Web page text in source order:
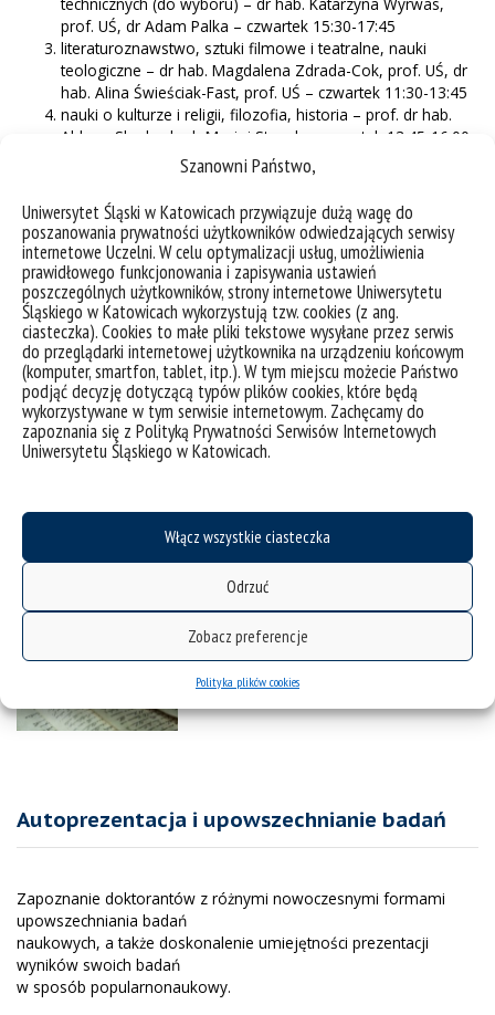
Szanowni Państwo,
Uniwersytet Śląski w Katowicach przywiązuje dużą wagę do
poszanowania prywatności użytkowników odwiedzających serwisy
internetowe Uczelni. W celu optymalizacji usług, umożliwienia
prawidłowego funkcjonowania i zapisywania ustawień
poszczególnych użytkowników, strony internetowe Uniwersytetu
Śląskiego w Katowicach wykorzystują tzw. cookies (z ang.
ciasteczka). Cookies to małe pliki tekstowe wysyłane przez serwis
do przeglądarki internetowej użytkownika na urządzeniu końcowym
(komputer, smartfon, tablet, itp.). W tym miejscu możecie Państwo
podjąć decyzję dotyczącą typów plików cookies, które będą
wykorzystywane w tym serwisie internetowym. Zachęcamy do
zapoznania się z Polityką Prywatności Serwisów Internetowych
Uniwersytetu Śląskiego w Katowicach.
Włącz wszystkie ciasteczka
Odrzuć
Zobacz preferencje
Polityka plików cookies
prof. UŚ, dr Adam Palka – czwartek 15:30-17:45
literaturoznawstwo, sztuki filmowe i teatralne, nauki
teologiczne – dr hab. Magdalena Zdrada-Cok, prof. UŚ, dr
hab. Alina Świeściak-Fast, prof. UŚ – czwartek 11:30-13:45
nauki o kulturze i religii, filozofia, historia – prof. dr hab.
Aldona Skudrzyk, dr Maciej Stanek – czwartek 13:45-16:00
językoznawstwo – prof. dr hab. Aldona Skudrzyk, dr hab.
Katarzyna Wyrwas, prof. UŚ czwartek 11:30-13:45 (prof.
Skudrzyk – do 25 lutego) / poniedziałek 11:30-13:45 (prof.
Wyrwas – od 6 kwietnia)
nauki o komunikacji społecznej i mediach, nauki
socjologiczne – prof. dr hab. Małgorzata Kita, dr Sylwia
Szostak – czwartek 11:30-13:45
nauki prawne – prof. dr hab. Małgorzata Kita, dr Dorota
Kiebzak-Mandera – czwartek 14:15-16:30
pedagogika, psychologia – prof. dr hab. Małgorzata Kita,
prof. dr hab. Ewa Jarosz – czwartki 11:30-13:45
nauki o polityce i administracji – prof. dr hab. Małgorzata
Kita, dr hab. Agnieszka Turska-Kawa, prof. UŚ – czwartek
11:30-13:45
semestru
Grupy 6, 8 i 9 – zajęcia z prof. dr hab. Małgorzatą Kitą odbywają
się we wspólnej grupie
Autoprezentacja i upowszechnianie badań
Zapoznanie doktorantów z różnymi nowoczesnymi formami
upowszechniania badań
naukowych, a także doskonalenie umiejętności prezentacji
wyników swoich badań
w sposób popularnonaukowy.